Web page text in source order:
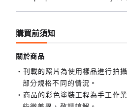
購買前須知
關於商品
刊載的照片為使用樣品進行拍
部分規格不同的情況。
商品的彩色塗裝工程為手工作